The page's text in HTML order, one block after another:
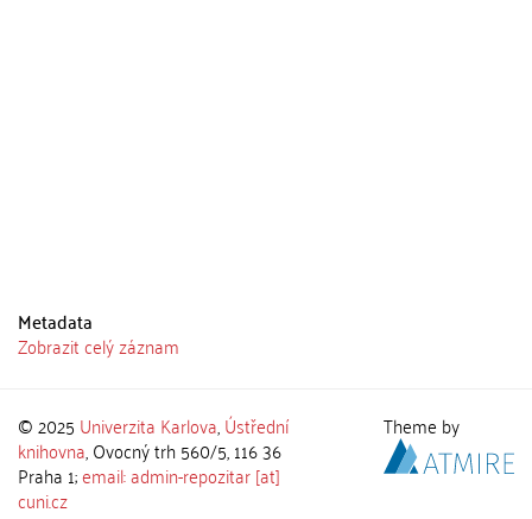
Metadata
Zobrazit celý záznam
© 2025 Univerzita Karlova,Ústřední
knihovna, Ovocný trh 560/5, 116 36
Praha 1;email: admin-repozitar [at]
cuni.cz
Theme by